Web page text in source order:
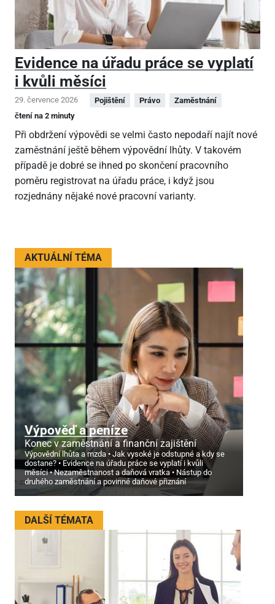
Evidence na úřadu práce se vyplatí
i kvůli měsíci
29. července 2026 Pojištění Právo
Zaměstnání
čtení na 2 minuty
Při obdržení výpovědi se velmi často nepodaří najít nové
zaměstnání ještě během výpovědní lhůty. V takovém
případě je dobré se ihned po skončení pracovního
poměru registrovat na úřadu práce, i když jsou
rozjednány nějaké nové pracovní varianty.
AKTUÁLNÍ TÉMA
Výpověď a peníze
Konec v zaměstnání a finanční zajištění
Výpovědní lhůta a mzda
Jak vysoké je odstupné a kdy se
dostane?
Evidence na úřadu práce se vyplatí i kvůli
měsíci
Nezaměstnanost a daňová vratka
Nástup do
druhého zaměstnání a povinné daňové přiznání
DALŠÍ TÉMATA